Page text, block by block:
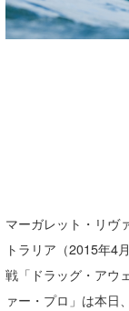
マーガレット・リヴ
トラリア（2015年4
戦「ドラッグ・アウ
ァー・プロ」は本日
大阪
ライター/寄稿メデ
Core Surf Japan